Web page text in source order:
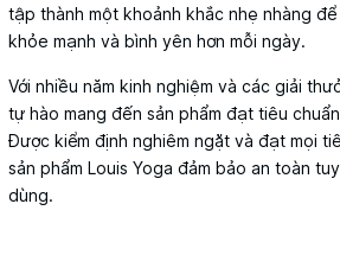
tập thành một khoảnh khắc nhẹ nhàng để
khỏe mạnh và bình yên hơn mỗi ngày.
Với nhiều năm kinh nghiệm và các giải
tự hào mang đến sản phẩm đạt tiêu
Được kiểm định nghiêm ngặt và đạt mọi
sản phẩm Louis Yoga đảm bảo an toàn
dùng.